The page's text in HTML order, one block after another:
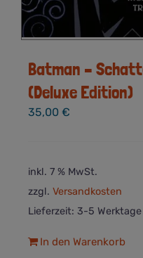
Batman –
(Deluxe Edition)
35,00 €
inkl. 7 % MwSt.
zzgl. Versandkosten
Lieferzeit: 3-5 Werktage
In den Warenkorb